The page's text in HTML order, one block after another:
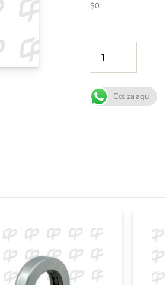
$0
Cotiza aqui